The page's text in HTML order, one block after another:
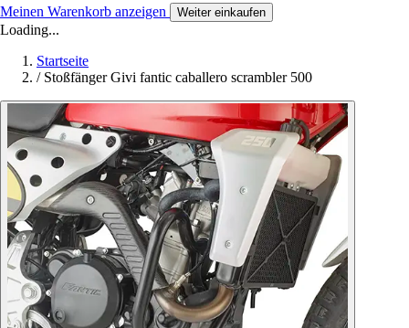
Meinen Warenkorb anzeigen Weiter einkaufen
Loading...
Startseite
/ Stoßfänger Givi fantic caballero scrambler 500